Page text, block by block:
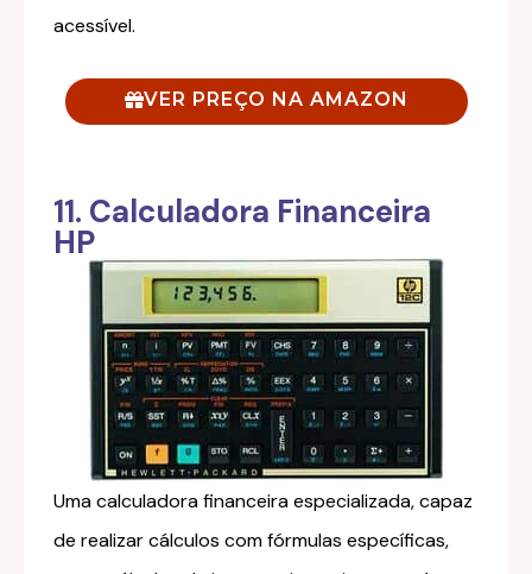
acessível.
VER PREÇO NA AMAZON
11. Calculadora Financeira
HP
Uma calculadora financeira especializada, capaz
de realizar cálculos com fórmulas específicas,